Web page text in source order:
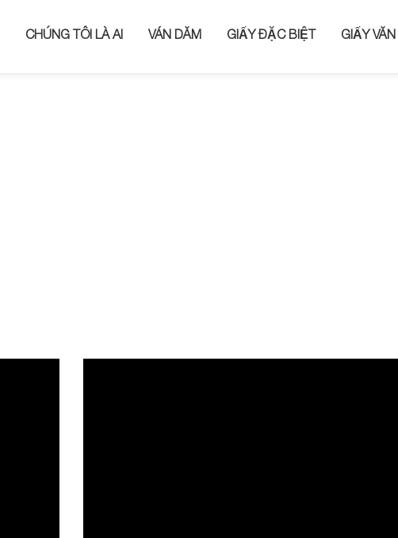
CHÚNG TÔI LÀ AI VÁN DĂM GIẤY ĐẶC BIỆT GIẤY